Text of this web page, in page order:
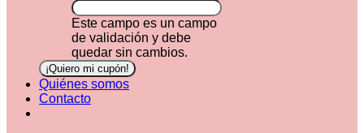
Este campo es un campo
de validación y debe
quedar sin cambios.
Quiénes somos
Contacto